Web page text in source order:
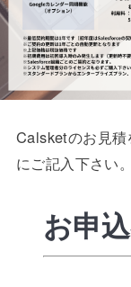
Calsketのお見積
にご記入下さい。